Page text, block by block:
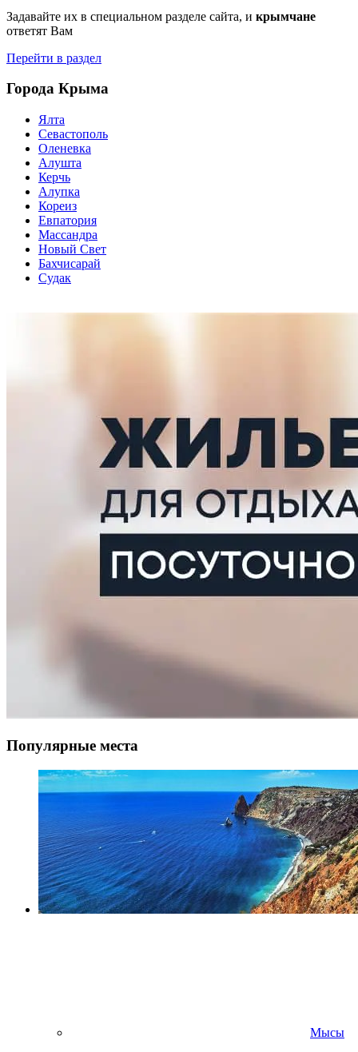
Задавайте их в специальном разделе сайта, и крымчане
ответят Вам
Перейти в раздел
Города Крыма
Ялта
Севастополь
Оленевка
Алушта
Керчь
Алупка
Кореиз
Евпатория
Массандра
Новый Свет
Бахчисарай
Судак
Популярные места
Мысы